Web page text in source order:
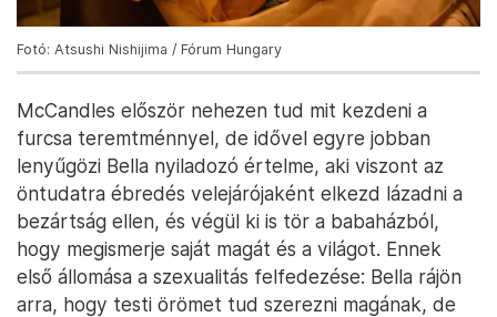
Fotó: Atsushi Nishijima / Fórum Hungary
McCandles először nehezen tud mit kezdeni a
furcsa teremtménnyel, de idővel egyre jobban
lenyűgözi Bella nyiladozó értelme, aki viszont az
öntudatra ébredés velejárójaként elkezd lázadni a
bezártság ellen, és végül ki is tör a babaházból,
hogy megismerje saját magát és a világot. Ennek
első állomása a szexualitás felfedezése: Bella rájön
arra, hogy testi örömet tud szerezni magának, de